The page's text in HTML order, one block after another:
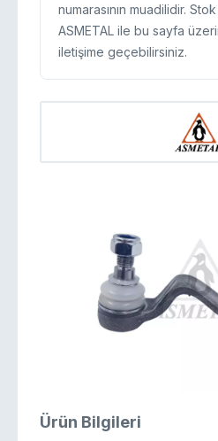
numarasının muadilidir.
ASMETAL ile bu sayfa
iletişime geçebilirsiniz.
Ürün Bilgileri